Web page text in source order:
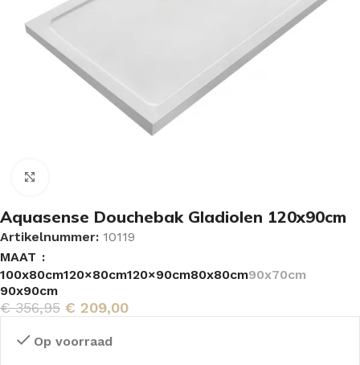
Aquasense Douchebak Gladiolen 120x90cm
Artikelnummer: 10119
MAAT
100x80cm120×80cm120×90cm80x80cm90x70cm
90x90cm
€356,95 € 209,00
Op voorraad